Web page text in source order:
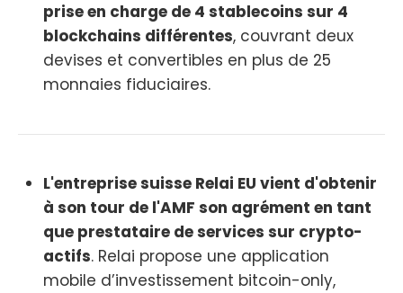
prise en charge de 4 stablecoins sur 4
blockchains différentes, couvrant deux
devises et convertibles en plus de 25
monnaies fiduciaires.
L'entreprise suisse Relai EU vient d'obtenir
à son tour de l'AMF son agrément en tant
que prestataire de services sur crypto-
actifs. Relai propose une application
mobile d’investissement bitcoin-only,